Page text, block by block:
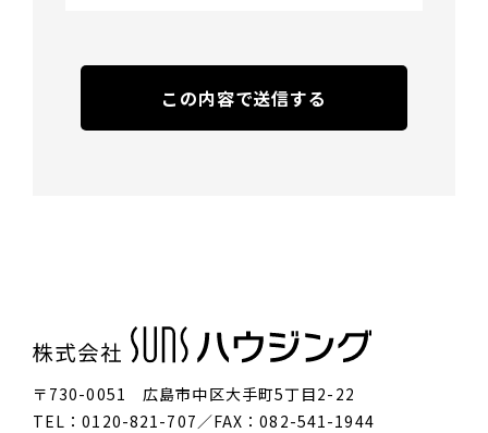
この内容で送信する
〒730-0051 広島市中区大手町5丁目2-22
TEL：0120-821-707／FAX：082-541-1944